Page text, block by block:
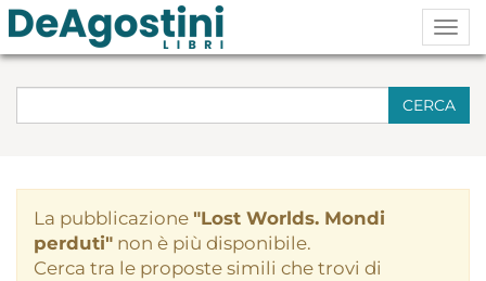
CERCA
La pubblicazione "Lost Worlds. Mondi
perduti" non è più disponibile.
Cerca tra le proposte simili che trovi di